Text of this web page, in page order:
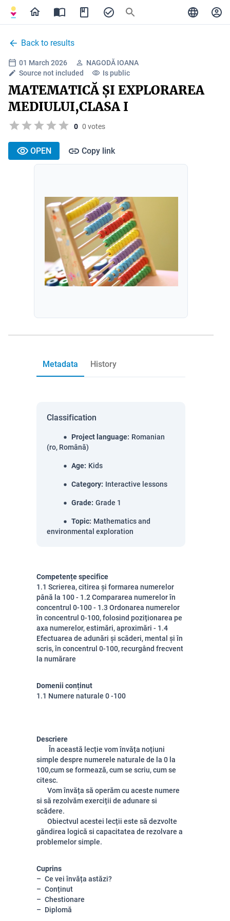
Back to results
01 March 2026
NAGODĂ IOANA
Source not included
Is public
MATEMATICĂ ȘI EXPLORAREA
MEDIULUI,CLASA I
0 0 votes
OPEN Copy link
Metadata History
Classification
Project language: Romanian
(ro, Română)
Age: Kids
Category: Interactive lessons
Grade: Grade 1
Topic: Mathematics and
environmental exploration
Competențe specifice
1.1 Scrierea, citirea și formarea numerelor
până la 100 - 1.2 Compararea numerelor în
concentrul 0-100 - 1.3 Ordonarea numerelor
în concentrul 0-100, folosind poziționarea pe
axa numerelor, estimări, aproximări - 1.4
Efectuarea de adunări și scăderi, mental și în
scris, în concentrul 0-100, recurgând frecvent
la numărare
Domenii conținut
1.1 Numere naturale 0 -100
Descriere
În această lecție vom învăța noțiuni
simple despre numerele naturale de la 0 la
100,cum se formează, cum se scriu, cum se
citesc.
Vom învăța să operăm cu aceste numere
si să rezolvăm exerciții de adunare si
scădere.
Obiectvul acestei lecții este să dezvolte
găndirea logică si capacitatea de rezolvare a
problemelor simple.
Cuprins
Ce vei învăța astăzi?
Conținut
Chestionare
Diplomă